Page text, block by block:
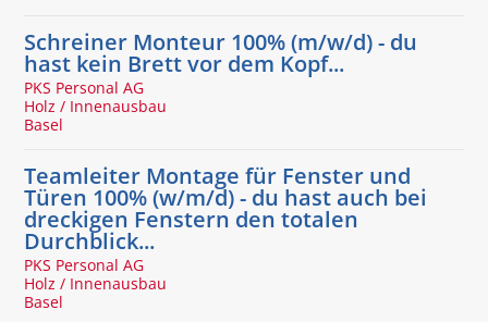
Schreiner Monteur 100% (m/w/d) - du
hast kein Brett vor dem Kopf...
PKS Personal AG
Holz / Innenausbau
Basel
Teamleiter Montage für Fenster und
Türen 100% (w/m/d) - du hast auch bei
dreckigen Fenstern den totalen
Durchblick...
PKS Personal AG
Holz / Innenausbau
Basel